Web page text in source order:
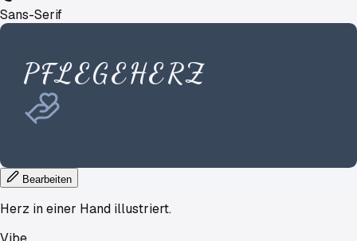
Sans-Serif
PFLEGEHERZ
Bearbeiten
Herz in einer Hand illustriert.